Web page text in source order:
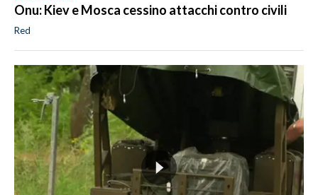
Onu: Kiev e Mosca cessino attacchi contro civili
Red